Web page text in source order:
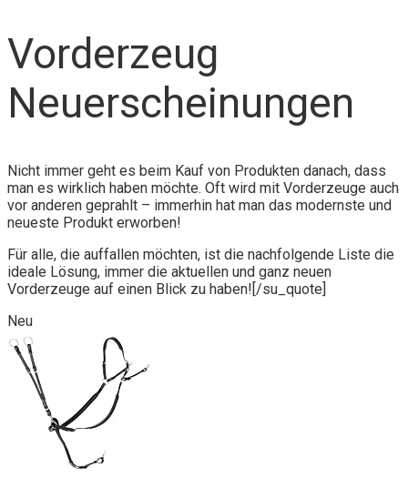
Vorderzeug
Neuerscheinungen
Nicht immer geht es beim Kauf von Produkten danach, dass
man es wirklich haben möchte. Oft wird mit Vorderzeuge auch
vor anderen geprahlt – immerhin hat man das modernste und
neueste Produkt erworben!
Für alle, die auffallen möchten, ist die nachfolgende Liste die
ideale Lösung, immer die aktuellen und ganz neuen
Vorderzeuge auf einen Blick zu haben![/su_quote]
Neu